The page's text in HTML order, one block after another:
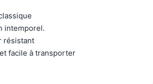
intemporel.
résistant
facile à transporter